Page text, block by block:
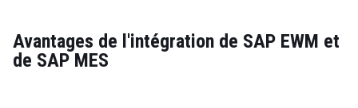
Avantages de l'intégration de SAP EWM et
de SAP MES